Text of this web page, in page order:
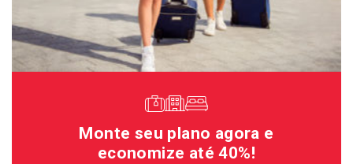
Monte seu plano agora e
economize até 40%!